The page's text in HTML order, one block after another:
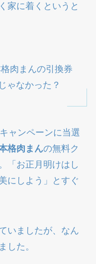
家に着くというと
肉まんの引換券
ゃなかった？
ャンペーンに当選
格肉まんの無料ク
「お正月明けはし
にしよう」とすぐ
いましたが、なん
した。